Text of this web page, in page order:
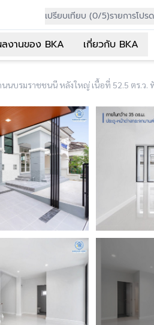
เปรียบเทียบ (0/5)รายการโป
งานของ BKA เกี่ยวกับ BKA